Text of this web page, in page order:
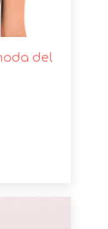
del